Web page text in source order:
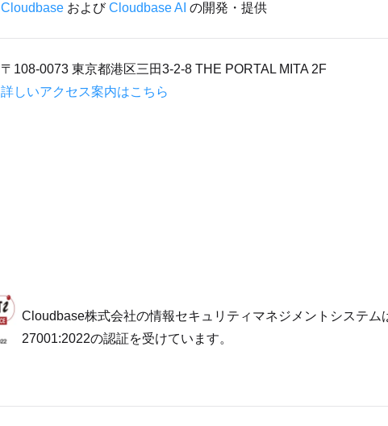
Cloudbase および Cloudbase AI の開発・提供
〒108-0073 東京都港区三田3-2-8 THE PORTAL MITA 2F
詳しいアクセス案内はこちら
Cloudbase株式会社の情報セキュリティマネジメントシステム
27001:2022の認証を受けています。